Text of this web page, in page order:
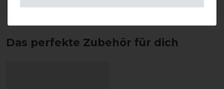
Das perfekte Zubehör für dich